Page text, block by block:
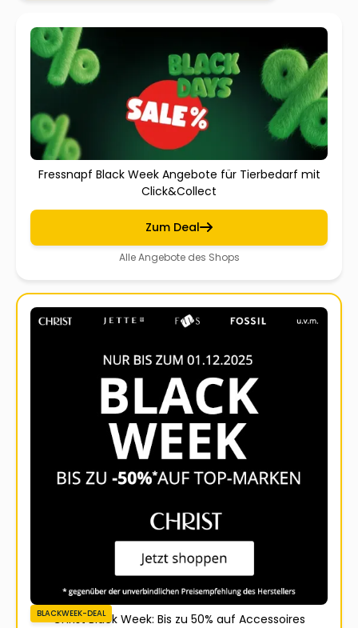
Fressnapf Black Week Angebote für Tierbedarf mit
Click&Collect
Zum Deal
Alle Angebote des Shops
BLACKWEEK-DEAL
Christ Black Week: Bis zu 50% auf Accessoires